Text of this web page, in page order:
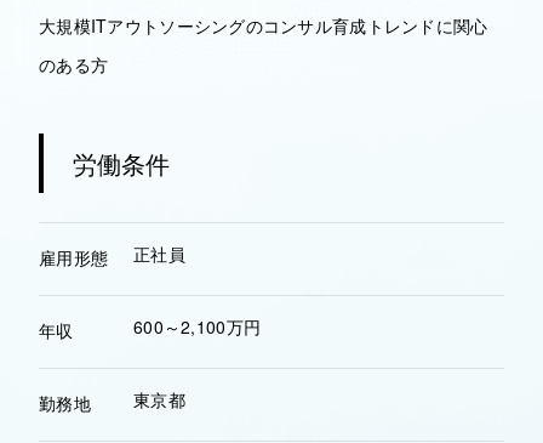
大規模ITアウトソーシングのコンサル育成トレンドに関心
のある方
労働条件
雇用形態 正社員
年収 600～2,100万円
勤務地 東京都